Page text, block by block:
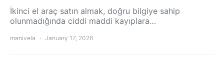
İkinci el araç satın almak, doğru bilgiye sahip
olunmadığında ciddi maddi kayıplara…
manivela January 17, 2026